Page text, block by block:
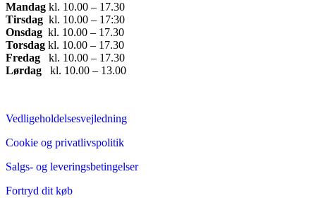
Mandag ​ kl. 10.00 – 17.30​
Tirsdag ​ kl. 10.00 – 17:30​
Onsdag ​ kl. 10.00 – 17.30​
Torsdag ​ kl. 10.00 – 17.30​
Fredag ​ kl. 10.00 – 17.30​
Lørdag ​ kl. 10.00 – 13.00
Vedligeholdelsesvejledning
Cookie og privatlivspolitik
Salgs- og leveringsbetingelser
Fortryd dit køb